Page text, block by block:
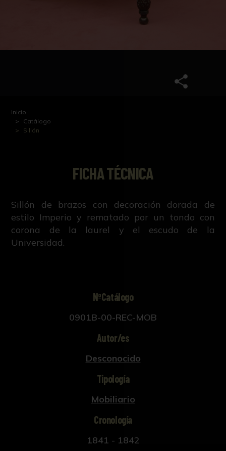
Inicio
Catálogo
Sillón
FICHA TÉCNICA
Sillón de brazos con decoración dorada de
estilo Imperio y rematado por un tondo con
corona de la laurel y el escudo de la
Universidad.
NºCatálogo
0901B-00-REC-MOB
Autor/es
Desconocido
Tipología
Mobiliario
Cronología
1841 - 1842